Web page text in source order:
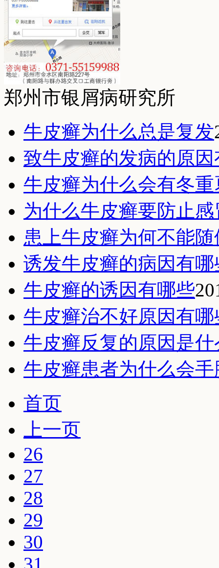
郑州市银屑病研究所
牛皮癣为什么总是复发
致牛皮癣的发病的原
牛皮癣为什么会有冬
为什么牛皮癣要防止感
患上牛皮癣为何不能
诱发牛皮癣的病因有哪
牛皮癣的诱因有哪些
牛皮癣治不好原因有哪
牛皮癣反复的原因是什
牛皮癣患者为什么会
首页
上一页
26
27
28
29
30